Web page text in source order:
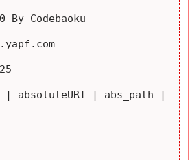
Codebaoku
| absoluteURI | abs_path |